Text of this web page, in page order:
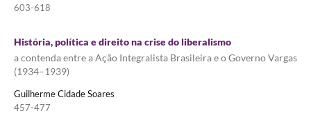
603-618
História, política e direito na crise do liberalismo
a contenda entre a Ação Integralista Brasileira e o Governo Vargas
(1934–1939)
Guilherme Cidade Soares
457-477